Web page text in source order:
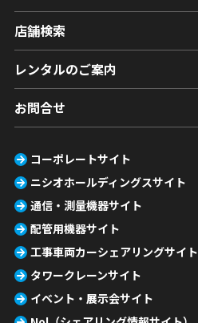
店舗検索
レンタルのご案内
お問合せ
コーポレートサイト
ニシオホールディングスサイト
通信・測量機器サイト
配管用機器サイト
工事車両カーシェアリングサイト
タワークレーンサイト
イベント・展示会サイト